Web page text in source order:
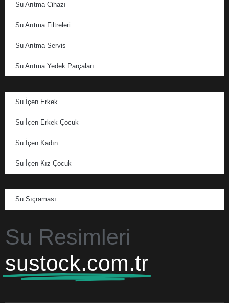
Su Arıtma Cihazı
Su Arıtma Filtreleri
Su Arıtma Servis
Su Arıtma Yedek Parçaları
Su İçen Erkek
Su İçen Erkek Çocuk
Su İçen Kadın
Su İçen Kız Çocuk
Su Sıçraması
Su Resimleri
sustock.com.tr